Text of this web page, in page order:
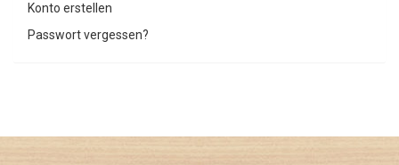
Konto erstellen
Passwort vergessen?